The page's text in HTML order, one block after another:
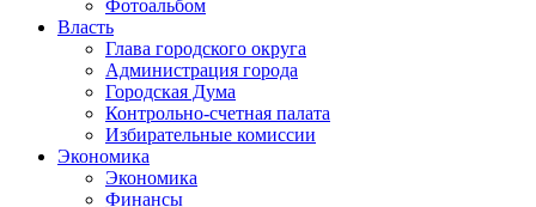
Фотоальбом
Власть
Глава городского округа
Администрация города
Городская Дума
Контрольно-счетная палата
Избирательные комиссии
Экономика
Экономика
Финансы